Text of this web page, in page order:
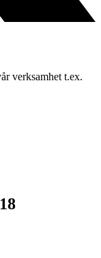
verksamhet t.ex.